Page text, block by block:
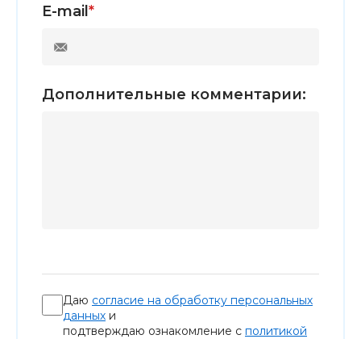
E-mail *
Дополнительные комментарии:
Даю согласие на обработку персональных
данных и
подтверждаю ознакомление с политикой